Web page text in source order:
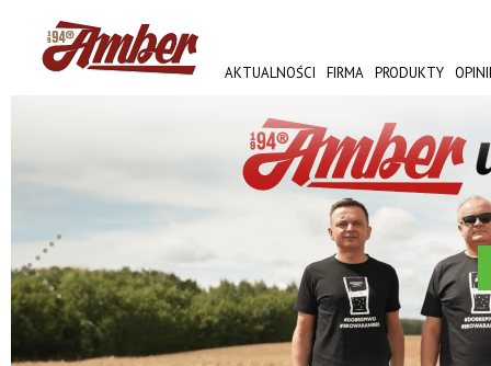
AKTUALNOŚCI FIRMA PRODUKTY
AMBER FEST